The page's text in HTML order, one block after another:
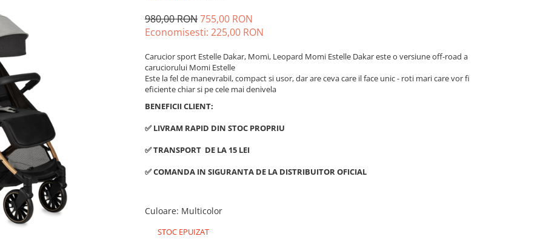
980,00 RON755,00 RON
Economisesti: 225,00 RON
Carucior sport Estelle Dakar, Momi, Leopard Momi Estelle Dakar este o versiune off-road a
caruciorului Momi Estelle
Este la fel de manevrabil, compact si usor, dar are ceva care il face unic - roti mari care vor fi
eficiente chiar si pe cele mai denivela
BENEFICII CLIENT:
✅ LIVRAM RAPID DIN STOC PROPRIU
✅ TRANSPORT DE LA 15 LEI
✅ COMANDA IN SIGURANTA DE LA DISTRIBUITOR OFICIAL
Culoare: Multicolor
STOC EPUIZAT